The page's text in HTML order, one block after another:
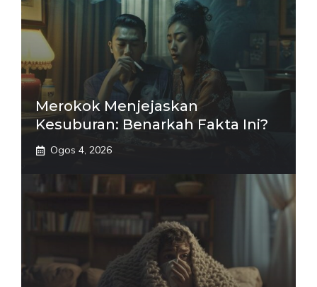
Merokok Menjejaskan
Kesuburan: Benarkah Fakta Ini?
Ogos 4, 2026